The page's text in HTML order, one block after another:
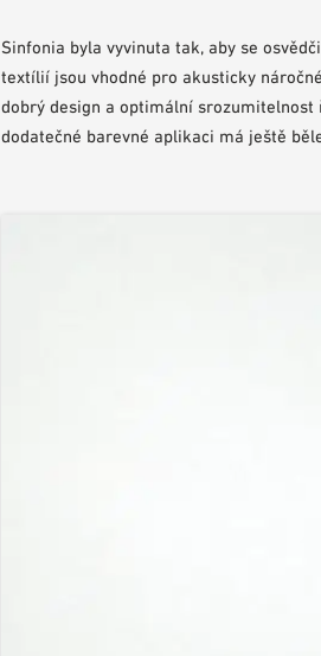
Sinfonia byla vyvinuta tak, aby se
textílií jsou vhodné pro akusticky
dobrý design a optimální
dodatečné barevné aplikaci má ještě